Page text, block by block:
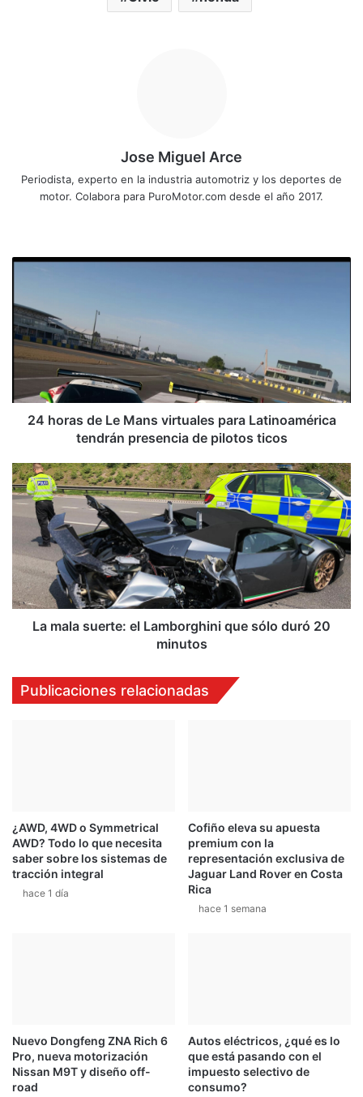
Jose Miguel Arce
Periodista, experto en la industria automotriz y los deportes de
motor. Colabora para PuroMotor.com desde el año 2017.
24
Le
Mans
virtuales
para
Latinoamérica
tendrán
presencia
ticos
24 horas de Le Mans virtuales para Latinoamérica
tendrán presencia de pilotos ticos
La
mala
suerte:
Lamborghini
que
sólo
duró
20
minutosLa mala suerte: el Lamborghini que sólo duró 20
minutos
Publicaciones relacionadas
¿AWD, 4WD o Symmetrical
AWD? Todo lo que necesita
saber sobre los sistemas de
tracción integral
hace 1 día
Cofiño eleva su apuesta
premium con la
representación exclusiva de
Jaguar Land Rover en Costa
Rica
hace 1 semana
Nuevo Dongfeng ZNA Rich 6
Pro, nueva motorización
Nissan M9T y diseño off-
road
Autos eléctricos, ¿qué es lo
que está pasando con el
impuesto selectivo de
consumo?